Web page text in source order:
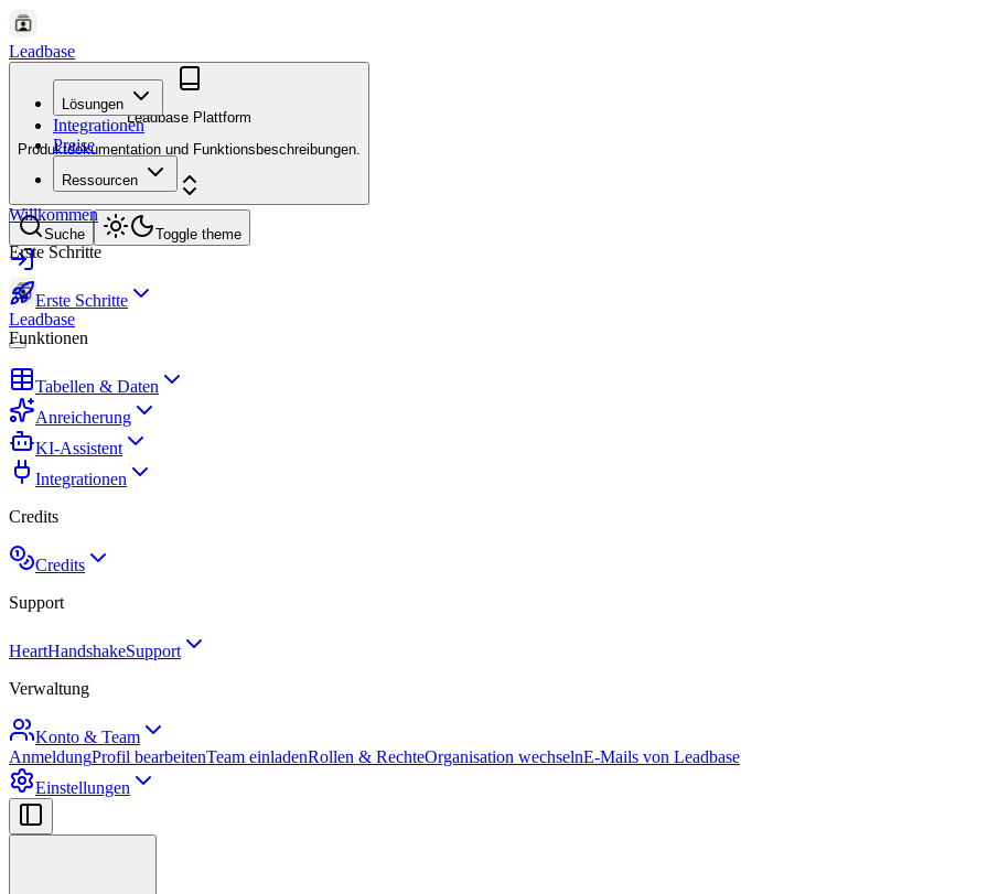
Leadbase
Lösungen
Integrationen
Preise
Ressourcen
Suche Toggle theme
Leadbase
Leadbase Plattform
Produktdokumentation und Funktionsbeschreibungen.
Willkommen
Erste Schritte
Erste Schritte
Funktionen
Tabellen & Daten
Anreicherung
KI-Assistent
Integrationen
Credits
Credits
Support
HeartHandshakeSupport
Verwaltung
Konto & Team
AnmeldungProfil bearbeitenTeam einladenRollen & RechteOrganisation wechselnE-Mails von Leadbase
Einstellungen